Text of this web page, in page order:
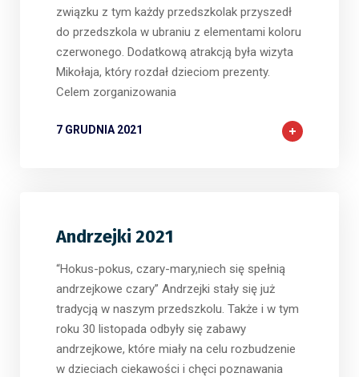
związku z tym każdy przedszkolak przyszedł
do przedszkola w ubraniu z elementami koloru
czerwonego. Dodatkową atrakcją była wizyta
Mikołaja, który rozdał dzieciom prezenty.
Celem zorganizowania
7 GRUDNIA 2021
Andrzejki 2021
“Hokus-pokus, czary-mary,niech się spełnią
andrzejkowe czary” Andrzejki stały się już
tradycją w naszym przedszkolu. Także i w tym
roku 30 listopada odbyły się zabawy
andrzejkowe, które miały na celu rozbudzenie
w dzieciach ciekawości i chęci poznawania